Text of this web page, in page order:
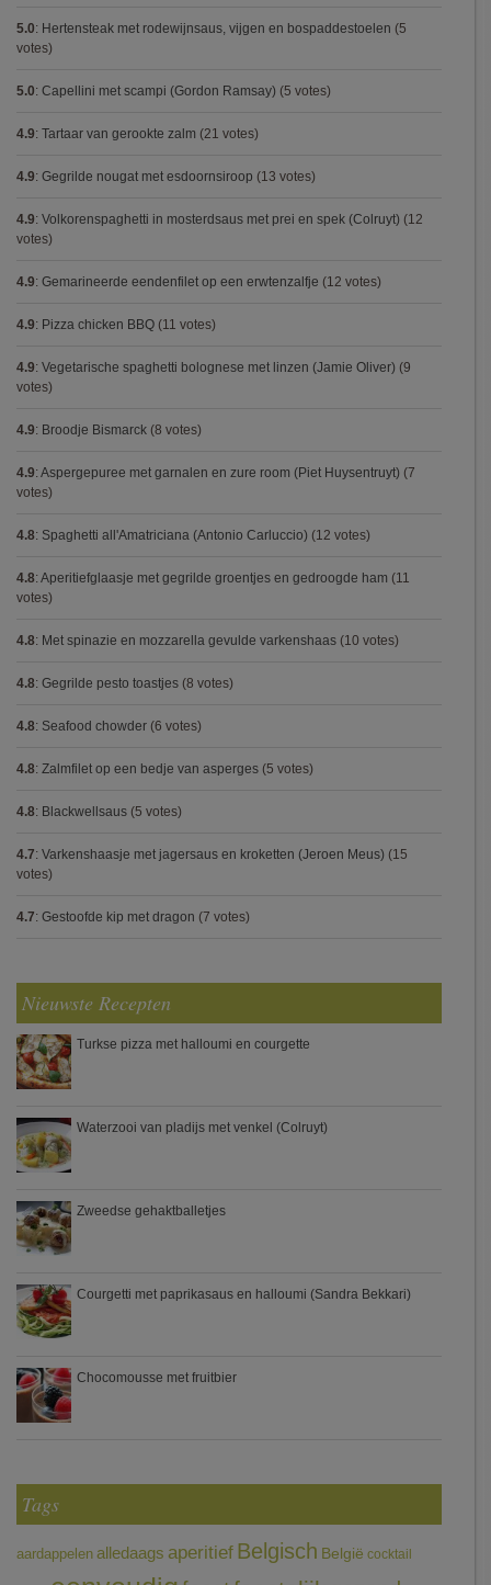
5.0: Hertensteak met rodewijnsaus, vijgen en bospaddestoelen (5
votes)
5.0: Capellini met scampi (Gordon Ramsay) (5 votes)
4.9: Tartaar van gerookte zalm (21 votes)
4.9: Gegrilde nougat met esdoornsiroop (13 votes)
4.9: Volkorenspaghetti in mosterdsaus met prei en spek (Colruyt) (12
votes)
4.9: Gemarineerde eendenfilet op een erwtenzalfje (12 votes)
4.9: Pizza chicken BBQ (11 votes)
4.9: Vegetarische spaghetti bolognese met linzen (Jamie Oliver) (9
votes)
4.9: Broodje Bismarck (8 votes)
4.9: Aspergepuree met garnalen en zure room (Piet Huysentruyt) (7
votes)
4.8: Spaghetti all'Amatriciana (Antonio Carluccio) (12 votes)
4.8: Aperitiefglaasje met gegrilde groentjes en gedroogde ham (11
votes)
4.8: Met spinazie en mozzarella gevulde varkenshaas (10 votes)
4.8: Gegrilde pesto toastjes (8 votes)
4.8: Seafood chowder (6 votes)
4.8: Zalmfilet op een bedje van asperges (5 votes)
4.8: Blackwellsaus (5 votes)
4.7: Varkenshaasje met jagersaus en kroketten (Jeroen Meus) (15
votes)
4.7: Gestoofde kip met dragon (7 votes)
Nieuwste Recepten
Turkse pizza met halloumi en courgette
Waterzooi van pladijs met venkel (Colruyt)
Zweedse gehaktballetjes
Courgetti met paprikasaus en halloumi (Sandra Bekkari)
Chocomousse met fruitbier
Tags
aardappelen alledaags aperitief Belgisch België cocktail